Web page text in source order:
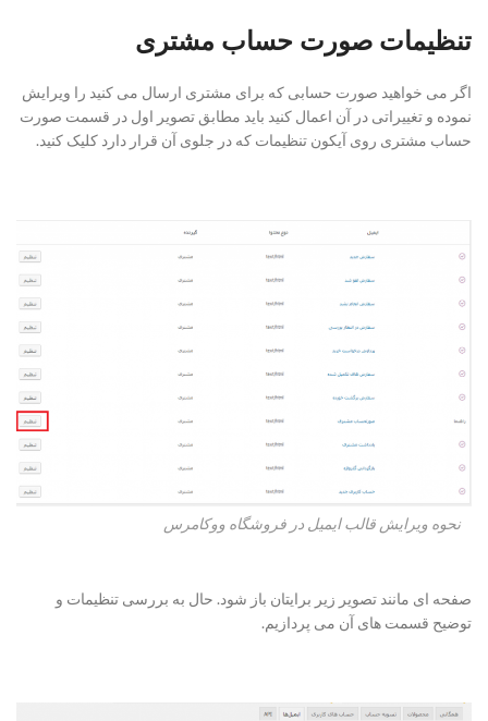
تنظیمات صورت حساب مشتری
اگر می خواهید صورت حسابی که برای مشتری ارسال می کنید را ویرایش
نموده و تغییراتی در آن اعمال کنید باید مطابق تصویر اول در قسمت صورت
حساب مشتری روی آیکون تنظیمات که در جلوی آن قرار دارد کلیک کنید.
نحوه ویرایش قالب ایمیل در فروشگاه ووکامرس
صفحه ای مانند تصویر زیر برایتان باز شود. حال به بررسی تنظیمات و
توضیح قسمت های آن می پردازیم.